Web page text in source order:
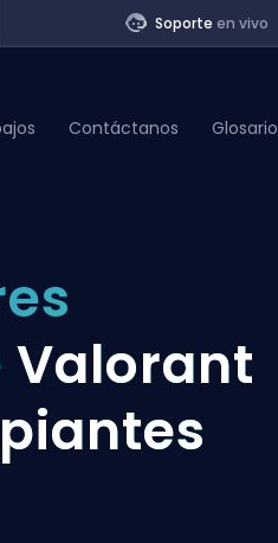
Soporteen vivo
Contáctanos Glosario
Valorant